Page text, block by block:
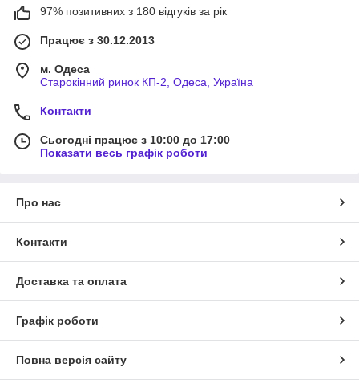
97% позитивних з 180 відгуків за рік
Працює з 30.12.2013
м. Одеса
Старокінний ринок КП-2, Одеса, Україна
Контакти
Сьогодні працює з 10:00 до 17:00
Показати весь графік роботи
Про нас
Контакти
Доставка та оплата
Графік роботи
Повна версія сайту